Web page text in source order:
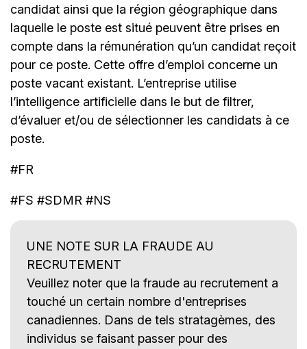
candidat ainsi que la région géographique dans
laquelle le poste est situé peuvent être prises en
compte dans la rémunération qu’un candidat reçoit
pour ce poste. Cette offre d’emploi concerne un
poste vacant existant. L’entreprise utilise
l’intelligence artificielle dans le but de filtrer,
d’évaluer et/ou de sélectionner les candidats à ce
poste.
#FR
#FS #SDMR #NS
UNE NOTE SUR LA FRAUDE AU
RECRUTEMENT
Veuillez noter que la fraude au recrutement a
touché un certain nombre d'entreprises
canadiennes. Dans de tels stratagèmes, des
individus se faisant passer pour des